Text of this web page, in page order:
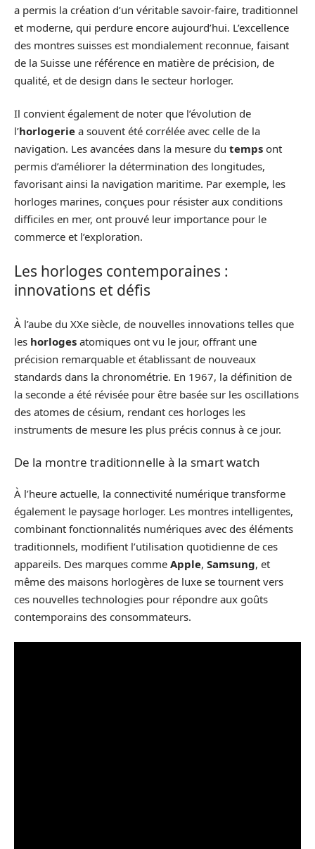
a permis la création d’un véritable savoir-faire, traditionnel
et moderne, qui perdure encore aujourd’hui. L’excellence
des montres suisses est mondialement reconnue, faisant
de la Suisse une référence en matière de précision, de
qualité, et de design dans le secteur horloger.
Il convient également de noter que l’évolution de
l’horlogerie a souvent été corrélée avec celle de la
navigation. Les avancées dans la mesure du temps ont
permis d’améliorer la détermination des longitudes,
favorisant ainsi la navigation maritime. Par exemple, les
horloges marines, conçues pour résister aux conditions
difficiles en mer, ont prouvé leur importance pour le
commerce et l’exploration.
Les horloges contemporaines :
innovations et défis
À l’aube du XXe siècle, de nouvelles innovations telles que
les horloges atomiques ont vu le jour, offrant une
précision remarquable et établissant de nouveaux
standards dans la chronométrie. En 1967, la définition de
la seconde a été révisée pour être basée sur les oscillations
des atomes de césium, rendant ces horloges les
instruments de mesure les plus précis connus à ce jour.
De la montre traditionnelle à la smart watch
À l’heure actuelle, la connectivité numérique transforme
également le paysage horloger. Les montres intelligentes,
combinant fonctionnalités numériques avec des éléments
traditionnels, modifient l’utilisation quotidienne de ces
appareils. Des marques comme Apple, Samsung, et
même des maisons horlogères de luxe se tournent vers
ces nouvelles technologies pour répondre aux goûts
contemporains des consommateurs.